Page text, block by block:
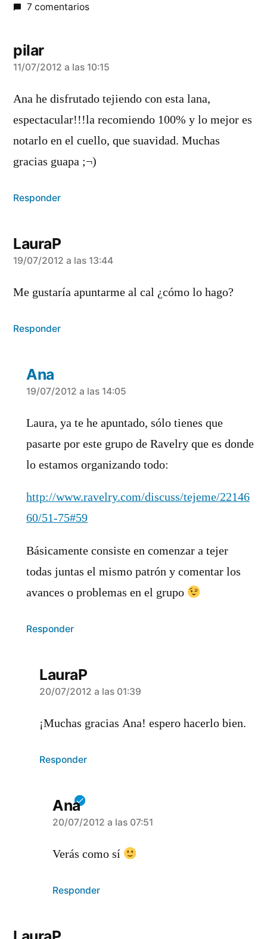
7 comentarios
pilar
dice:
11/07/2012 a las 10:15
Ana he disfrutado tejiendo con esta lana,
espectacular!!!la recomiendo 100% y lo mejor es
notarlo en el cuello, que suavidad. Muchas
gracias guapa ;¬)
Responder
LauraP
dice:
19/07/2012 a las 13:44
Me gustaría apuntarme al cal ¿cómo lo hago?
Responder
Ana
dice:
19/07/2012 a las 14:05
Laura, ya te he apuntado, sólo tienes que
pasarte por este grupo de Ravelry que es donde
lo estamos organizando todo:
http://www.ravelry.com/discuss/tejeme/22146
60/51-75#59
Básicamente consiste en comenzar a tejer
todas juntas el mismo patrón y comentar los
avances o problemas en el grupo
Responder
LauraP
dice:
20/07/2012 a las 01:39
¡Muchas gracias Ana! espero hacerlo bien.
Responder
Ana
dice:
20/07/2012 a las 07:51
Verás como sí
Responder